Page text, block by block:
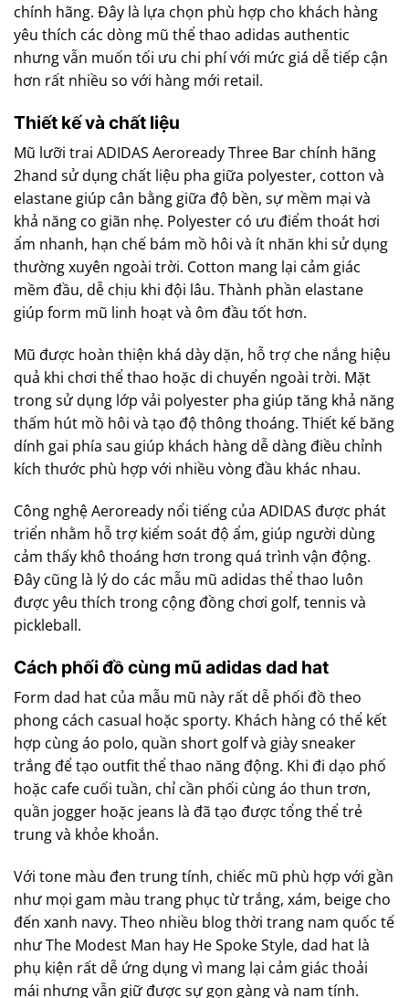
chính hãng. Đây là lựa chọn phù hợp cho khách hàng
yêu thích các dòng mũ thể thao adidas authentic
nhưng vẫn muốn tối ưu chi phí với mức giá dễ tiếp cận
hơn rất nhiều so với hàng mới retail.
Thiết kế và chất liệu
Mũ lưỡi trai ADIDAS Aeroready Three Bar chính hãng
2hand sử dụng chất liệu pha giữa polyester, cotton và
elastane giúp cân bằng giữa độ bền, sự mềm mại và
khả năng co giãn nhẹ. Polyester có ưu điểm thoát hơi
ẩm nhanh, hạn chế bám mồ hôi và ít nhăn khi sử dụng
thường xuyên ngoài trời. Cotton mang lại cảm giác
mềm đầu, dễ chịu khi đội lâu. Thành phần elastane
giúp form mũ linh hoạt và ôm đầu tốt hơn.
Mũ được hoàn thiện khá dày dặn, hỗ trợ che nắng hiệu
quả khi chơi thể thao hoặc di chuyển ngoài trời. Mặt
trong sử dụng lớp vải polyester pha giúp tăng khả năng
thấm hút mồ hôi và tạo độ thông thoáng. Thiết kế băng
dính gai phía sau giúp khách hàng dễ dàng điều chỉnh
kích thước phù hợp với nhiều vòng đầu khác nhau.
Công nghệ Aeroready nổi tiếng của ADIDAS được phát
triển nhằm hỗ trợ kiểm soát độ ẩm, giúp người dùng
cảm thấy khô thoáng hơn trong quá trình vận động.
Đây cũng là lý do các mẫu mũ adidas thể thao luôn
được yêu thích trong cộng đồng chơi golf, tennis và
pickleball.
Cách phối đồ cùng mũ adidas dad hat
Form dad hat của mẫu mũ này rất dễ phối đồ theo
phong cách casual hoặc sporty. Khách hàng có thể kết
hợp cùng áo polo, quần short golf và giày sneaker
trắng để tạo outfit thể thao năng động. Khi đi dạo phố
hoặc cafe cuối tuần, chỉ cần phối cùng áo thun trơn,
quần jogger hoặc jeans là đã tạo được tổng thể trẻ
trung và khỏe khoắn.
Với tone màu đen trung tính, chiếc mũ phù hợp với gần
như mọi gam màu trang phục từ trắng, xám, beige cho
đến xanh navy. Theo nhiều blog thời trang nam quốc tế
như The Modest Man hay He Spoke Style, dad hat là
phụ kiện rất dễ ứng dụng vì mang lại cảm giác thoải
mái nhưng vẫn giữ được sự gọn gàng và nam tính.